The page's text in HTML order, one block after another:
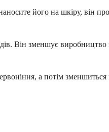
його на шкіру, він
Він зменшує
а потім зменшиться